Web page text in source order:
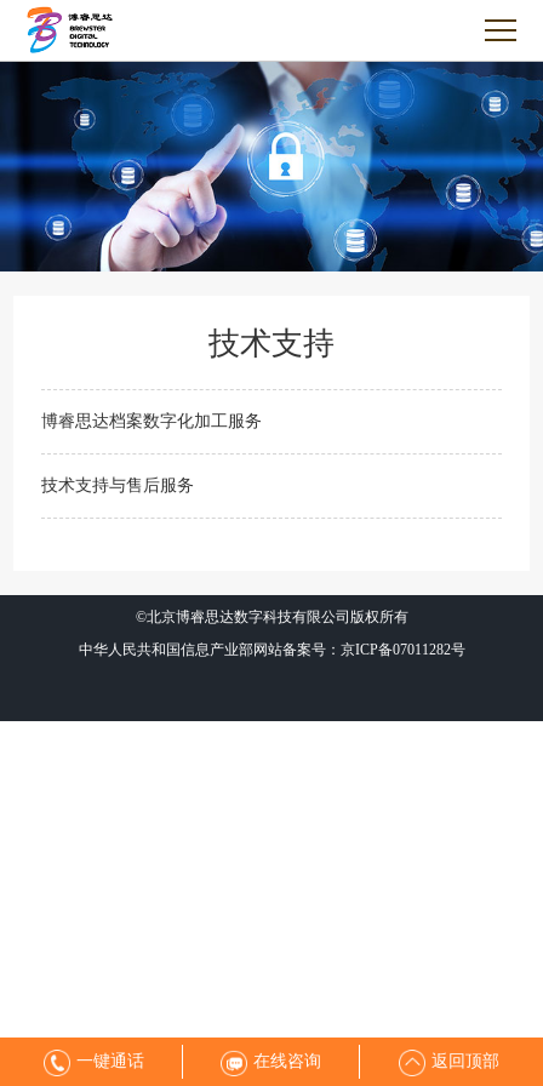
技术支持
博睿思达档案数字化加工服务
技术支持与售后服务
一键通话 在线咨询 返回顶部
©北京博睿思达数字科技有限公司版权所有
中华人民共和国信息产业部网站备案号：京ICP备07011282号